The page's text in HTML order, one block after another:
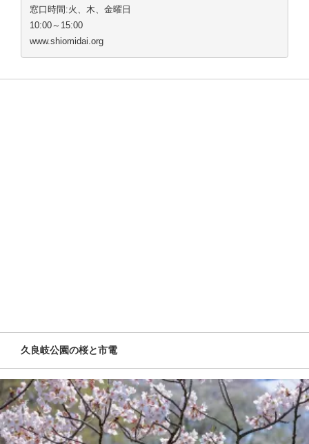
窓口時間:火、木、金曜日
10:00～15:00
www.shiomidai.org
久良岐公園の桜と市電